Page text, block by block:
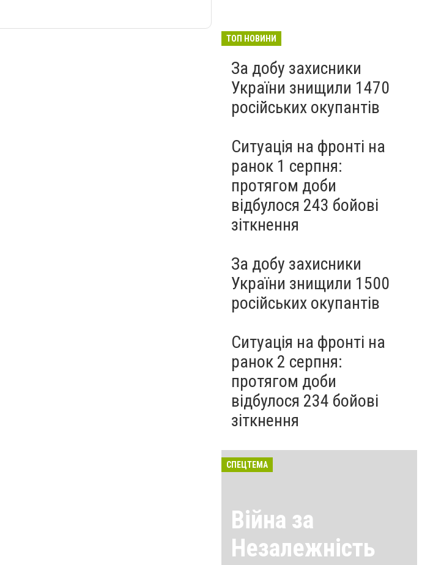
ТОП НОВИНИ
За добу захисники
України знищили 1470
російських окупантів
Ситуація на фронті на
ранок 1 серпня:
протягом доби
відбулося 243 бойові
зіткнення
За добу захисники
України знищили 1500
російських окупантів
Ситуація на фронті на
ранок 2 серпня:
протягом доби
відбулося 234 бойові
зіткнення
СПЕЦТЕМА
Війна за
Незалежність